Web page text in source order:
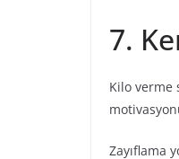
7.
Kilo verme
Zayıflama